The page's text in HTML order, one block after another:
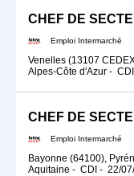
CHEF DE
Emploi Intermarché
Venelles (13107
Alpes-Côte d'Azur - CDI
CHEF DE
Emploi Intermarché
Bayonne (64100),
Aquitaine - CDI - 22/